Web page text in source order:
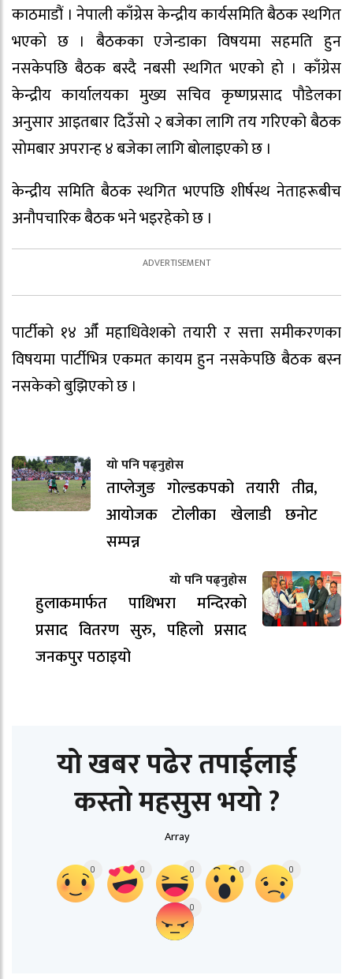
काठमाडौं । नेपाली काँग्रेस केन्द्रीय कार्यसमिति बैठक स्थगित
भएकाे छ । बैठकका एजेन्डाका विषयमा सहमति हुन
नसकेपछि बैठक बस्दै नबसी स्थगित भएकाे हाे । काँग्रेस
केन्द्रीय कार्यालयका मुख्य सचिव कृष्णप्रसाद पाैडेलका
अनुसार आइतबार दिउँसो २ बजेका लागि तय गरिएको बैठक
साेमबार अपरान्ह ४ बजेका लागि बाेलाइएकाे छ ।
केन्द्रीय समिति बैठक स्थगित भएपछि शीर्षस्थ नेताहरूबीच
अनौपचारिक बैठक भने भइरहेकाे छ ।
पार्टीको १४ औँ महाधिवेशकाे तयारी र सत्ता समीकरणका
विषयमा पार्टीभित्र एकमत कायम हुन नसकेपछि बैठक बस्न
नसकेको बुझिएकाे छ ।
यो पनि पढ्नुहोस
ताप्लेजुङ गोल्डकपको तयारी तीव्र,
आयोजक टोलीका खेलाडी छनोट
सम्पन्न
यो पनि पढ्नुहोस
हुलाकमार्फत पाथिभरा मन्दिरको
प्रसाद वितरण सुरु, पहिलो प्रसाद
जनकपुर पठाइयो
यो खबर पढेर तपाईलाई
कस्तो महसुस भयो ?
Array
0 0 0 0 0
0